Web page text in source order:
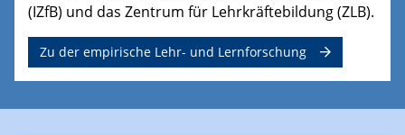
(IZfB) und das Zentrum für Lehrkräftebildung (ZLB).
Zu der empirische Lehr- und Lernforschung